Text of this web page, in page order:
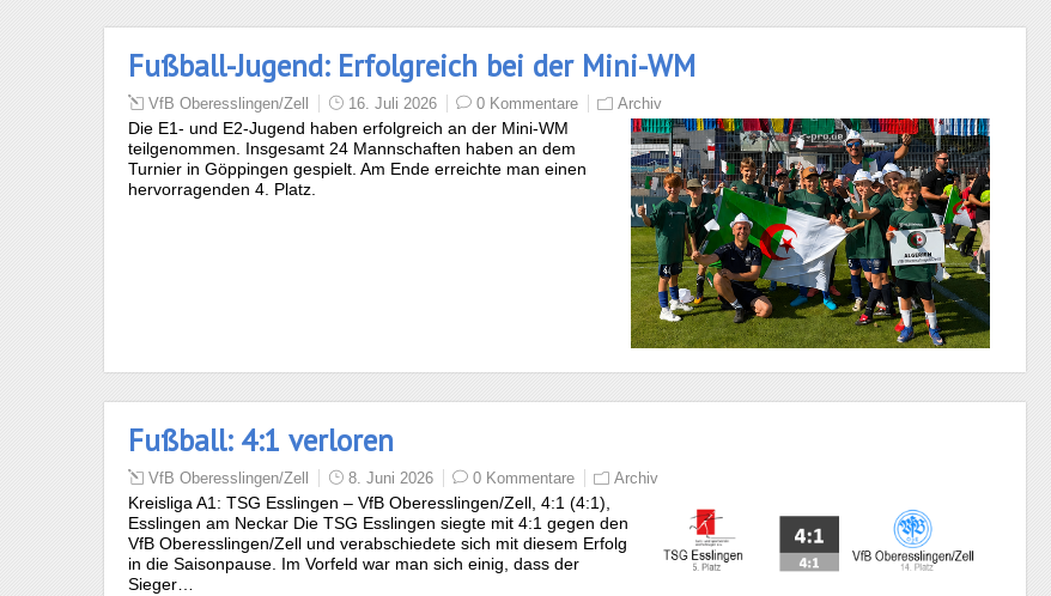
Fußball-Jugend: Erfolgreich bei der Mini-WM
VfB Oberesslingen/Zell 16. Juli 2026 0 Kommentare Archiv
Die E1- und E2-Jugend haben erfolgreich an der Mini-WM
teilgenommen. Insgesamt 24 Mannschaften haben an dem
Turnier in Göppingen gespielt. Am Ende erreichte man einen
hervorragenden 4. Platz.
Fußball: 4:1 verloren
VfB Oberesslingen/Zell 8. Juni 2026 0 Kommentare Archiv
Kreisliga A1: TSG Esslingen – VfB Oberesslingen/Zell, 4:1 (4:1),
Esslingen am Neckar Die TSG Esslingen siegte mit 4:1 gegen den
VfB Oberesslingen/Zell und verabschiedete sich mit diesem Erfolg
in die Saisonpause. Im Vorfeld war man sich einig, dass der
Sieger…